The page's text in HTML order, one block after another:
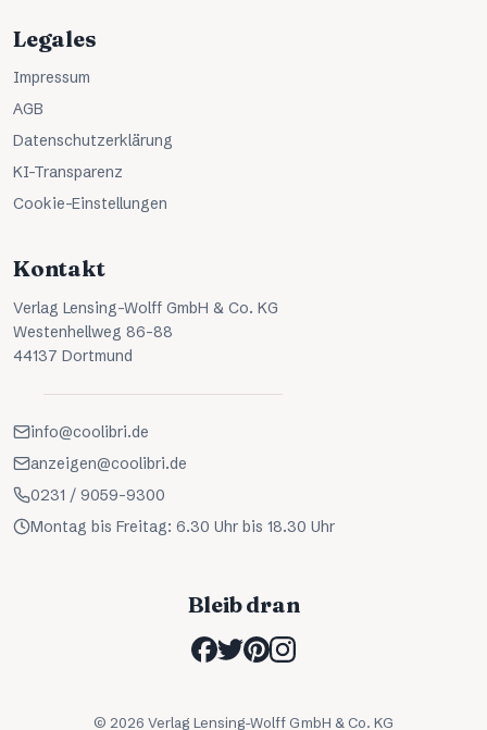
Legales
Impressum
AGB
Datenschutzerklärung
KI-Transparenz
Cookie-Einstellungen
Kontakt
Verlag Lensing-Wolff GmbH & Co. KG
Westenhellweg 86-88
44137 Dortmund
info@coolibri.de
anzeigen@coolibri.de
0231 / 9059-9300
Montag bis Freitag: 6.30 Uhr bis 18.30 Uhr
Bleib dran
© 2026 Verlag Lensing-Wolff GmbH & Co. KG